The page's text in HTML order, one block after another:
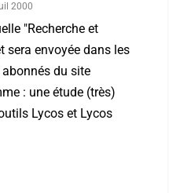
2000
"Recherche et
sera envoyée dans les
du site
: une étude (très)
Lycos et Lycos